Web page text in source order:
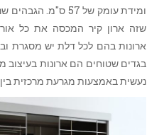
שזה ארון קיר המכסה את כל
ארונות בהם לכל דלת יש מסגרת
בגדים שטוחים הם ארונות בעיצוב
נעשית באמצעות מגרעת מרכזית בין 2 הדלתות.